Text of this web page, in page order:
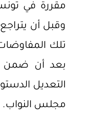
مقررة في تونس
وقبل أن
تلك
بعد أن ضمن
التعديل
مجلس النواب.